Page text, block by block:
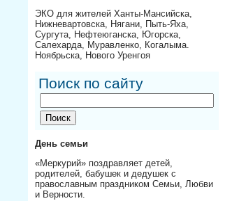
ЭКО для жителей Ханты-Мансийска,
Нижневартовска, Нягани, Пыть-Яха,
Сургута, Нефтеюганска, Югорска,
Салехарда, Муравленко, Когалыма.
Ноябрьска, Нового Уренгоя
Поиск по сайту
День семьи
«Меркурий» поздравляет детей,
родителей, бабушек и дедушек с
православным праздником Семьи, Любви
и Верности.